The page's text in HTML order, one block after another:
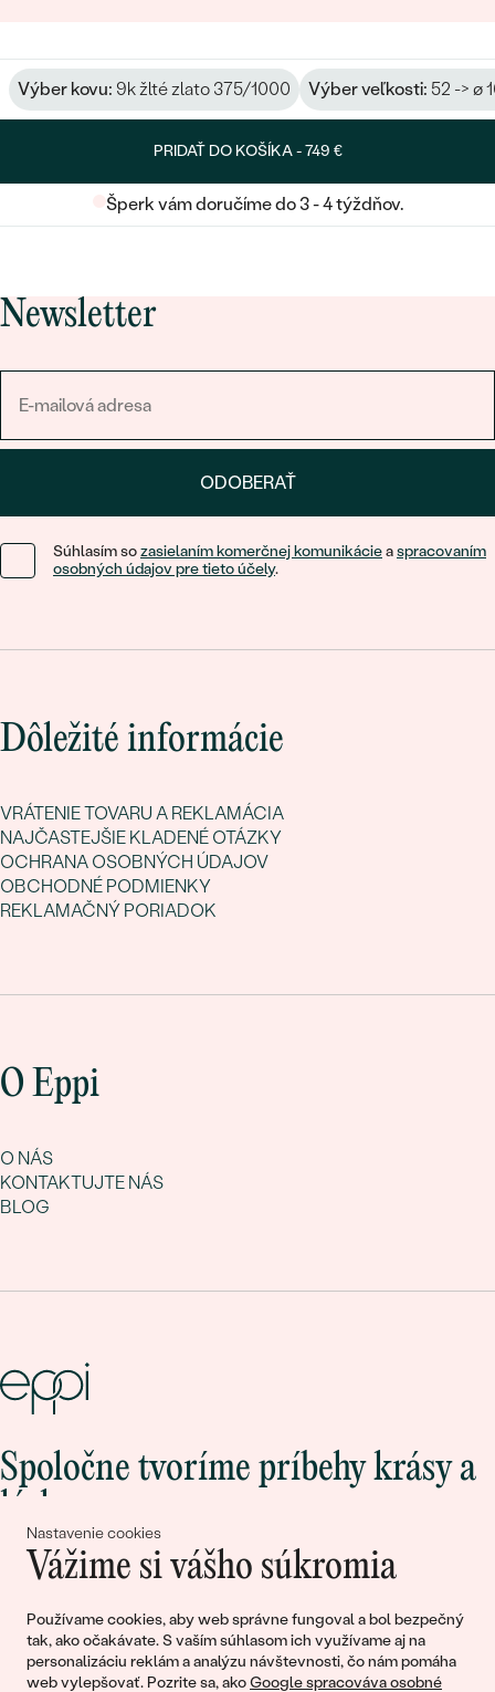
Nastavenie cookies
Vážime si vášho súkromia
Používame cookies, aby web správne fungoval a bol bezpečný
tak, ako očakávate. S vaším súhlasom ich využívame aj na
personalizáciu reklám a analýzu návštevnosti, čo nám pomáha
web vylepšovať. Pozrite sa, akoGoogle spracováva osobné
Výber kovu: 9k žlté zlato 375/1000 Výber veľkosti: 52 -> ø
PRIDAŤ DO KOŠÍKA -749 €
Šperk vám doručíme do 3 - 4 týždňov.
Newsletter
ODOBERAŤ
Súhlasím sozasielaním komerčnej komunikácieaspracovaním
osobných údajov pre tieto účely.
Dôležité informácie
VRÁTENIE TOVARU A REKLAMÁCIA
NAJČASTEJŠIE KLADENÉ OTÁZKY
OCHRANA OSOBNÝCH ÚDAJOV
OBCHODNÉ PODMIENKY
REKLAMAČNÝ PORIADOK
O Eppi
O NÁS
KONTAKTUJTE NÁS
BLOG
Spoločne tvoríme príbehy krásy a
lásky
Pripojte sa k nám!